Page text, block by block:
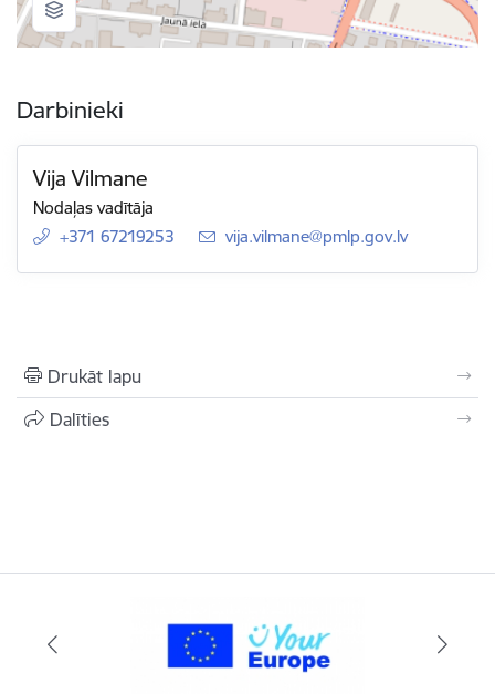
Darbinieki
Vija Vilmane
Nodaļas vadītāja
+371 67219253
E-pasts:
vija.vilmane@pmlp.gov.lv
Drukāt lapu
Dalīties